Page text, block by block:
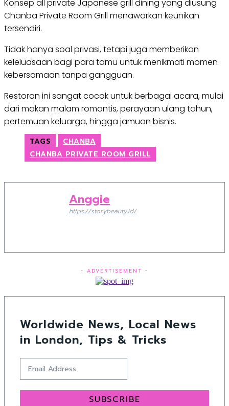
Konsep all private Japanese grill dining yang diusung
Chanba Private Room Grill menawarkan keunikan
tersendiri.
Tidak hanya soal privasi, tetapi juga memberikan
keleluasaan bagi para tamu untuk menikmati momen
kebersamaan tanpa gangguan.
Restoran ini sangat cocok untuk berbagai acara, mulai
dari makan malam romantis, perayaan ulang tahun,
pertemuan keluarga, hingga jamuan bisnis.
TAGS
CHANBA
CHANBA PRIVATE ROOM GRILL
Anggie
https://storybeauty.id/
- ADVERTISEMENT -
Worldwide News, Local News
in London, Tips & Tricks
SUBSCRIBE